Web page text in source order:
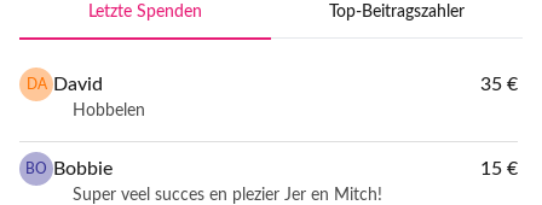
senkt die Hürden im Bereich
Ausgehen, Sport und Kultur,
sodass jeder teilnehmen
Letzte Spenden Top-Beitragszahler
DA David 35 €
Hobbelen
BO Bobbie 15 €
Super veel succes en plezier Jer en Mitch!